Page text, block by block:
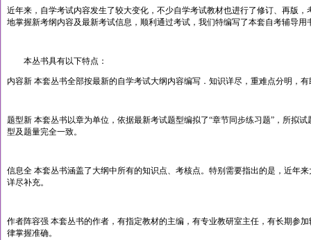
近年来，自学考试内容发生了较大变化，不少自学考试教材也进行了修订、再版
地掌握新考纲内容及最新考试信息，顺利通过考试，我们特编写了本套自考辅导用
本丛书具有以下特点：
内容新 本套丛书全部按最新的自学考试大纲内容编写．知识详尽，重难点分明，
题型新 本套丛书以章为单位，依据最新考试题型编拟了“章节同步练习题”，所拟
型及题量完全一致。
信息全 本套丛书涵盖了大纲中所有的知识点、考核点。特别需要指出的是，近年
详尽补充。
作者阵容强 本套丛书的作者，有指定教材的主编，有专业教研室主任，有长期参
律掌握准确。